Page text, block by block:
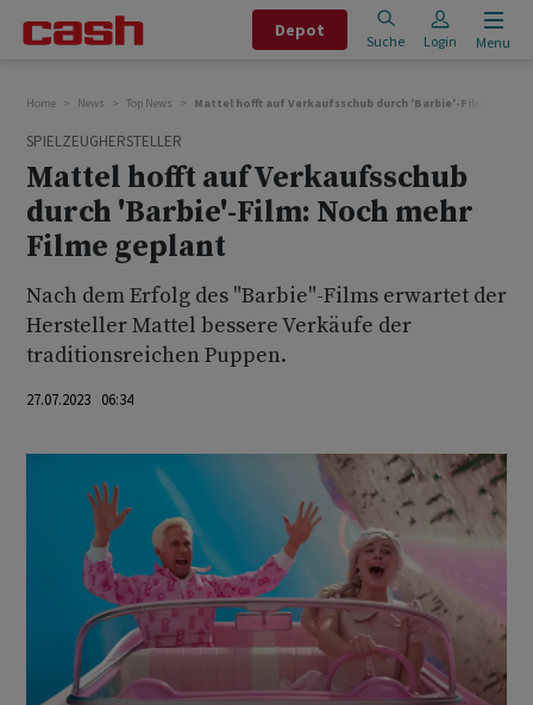
Depot
Suche Login Menu
Home News Top News Mattel hofft auf Verkaufsschub durch 'Barbie'-Film: Noch
SPIELZEUGHERSTELLER
Mattel hofft auf Verkaufsschub
durch 'Barbie'-Film: Noch mehr
Filme geplant
Nach dem Erfolg des "Barbie"-Films erwartet der
Hersteller Mattel bessere Verkäufe der
traditionsreichen Puppen.
27.07.2023 06:34